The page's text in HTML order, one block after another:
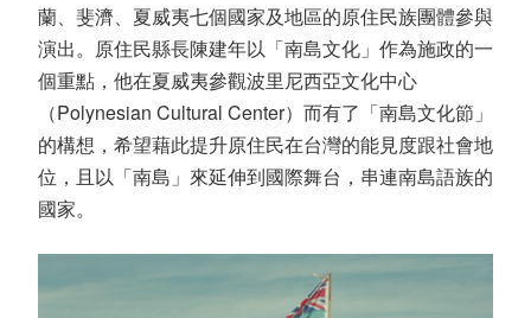
蘭、斐濟、夏威夷七個國家及地區的原住民族團體參與
演出。原住民縣長陳建年以「南島文化」作為施政的一
個重點，他在夏威夷參觀波里尼西亞文化中心
（Polynesian Cultural Center）而有了「南島文化節」
的構想，希望藉此提升原住民在台灣的能見度跟社會地
位，且以「南島」來延伸到國際舞台，串連南島語族的
國家。